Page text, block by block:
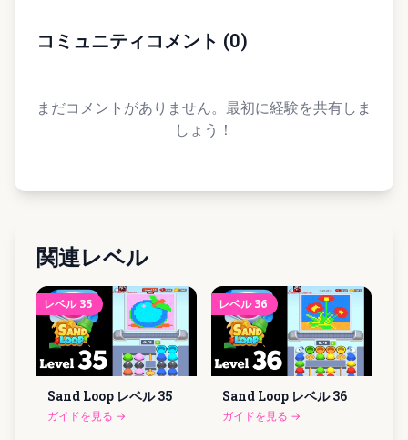
コミュニティコメント (0)
まだコメントがありません。最初に経験を共有しま
しょう！
関連レベル
レベル 35
Sand Loop レベル 35
ガイドを見る →
レベル 36
Sand Loop レベル 36
ガイドを見る →